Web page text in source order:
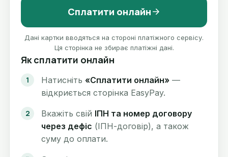
Сплатити онлайн
Дані картки вводяться на стороні платіжного сервісу.
Ця сторінка не збирає платіжні дані.
Як сплатити онлайн
Натисніть «Сплатити онлайн» —
відкриється сторінка EasyPay.
Вкажіть свій ІПН та номер договору
через дефіс (ІПН-договір), а також
суму до оплати.